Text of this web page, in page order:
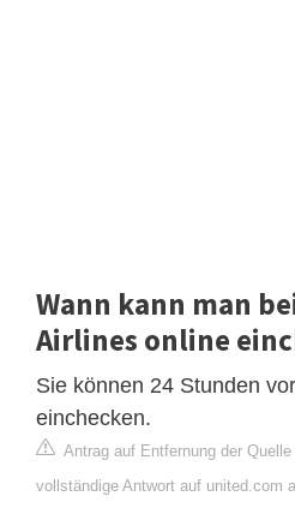
Wann kann man
Airlines online
Sie können 24 Stunden
einchecken.
Antrag auf Entfernung der Quelle
vollständige Antwort auf united.com